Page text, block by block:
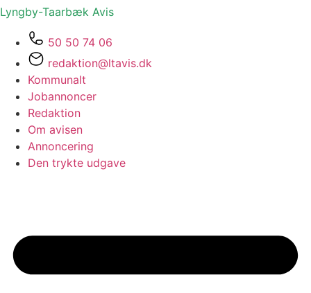
Lyngby-Taarbæk Avis
50 50 74 06
redaktion@ltavis.dk
Kommunalt
Jobannoncer
Redaktion
Om avisen
Annoncering
Den trykte udgave